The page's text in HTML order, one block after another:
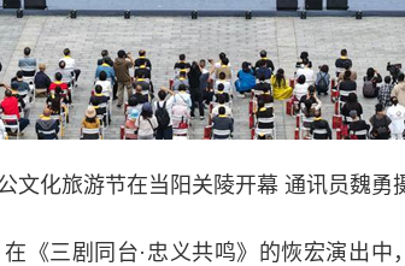
文化旅游节在当阳关陵开幕 通讯员魏勇
三剧同台·忠义共鸣》的恢宏演出中